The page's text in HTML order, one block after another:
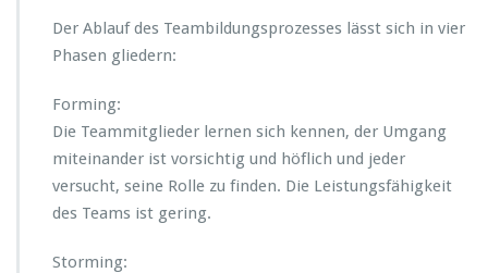
m
d
e?
Der Ablauf des Teambildungsprozesses lässt sich in vier
Phasen gliedern:
Forming:
Die Teammitglieder lernen sich kennen, der Umgang
miteinander ist vorsichtig und höflich und jeder
versucht, seine Rolle zu finden. Die Leistungsfähigkeit
des Teams ist gering.
Storming: